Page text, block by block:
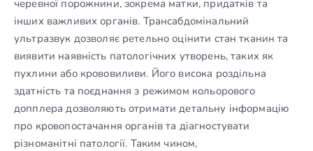
черевної порожнини, зокрема матки, придатків та
інших важливих органів. Трансабдомінальний
ультразвук дозволяє ретельно оцінити стан тканин та
виявити наявність патологічних утворень, таких як
пухлини або крововиливи. Його висока роздільна
здатність та поєднання з режимом кольорового
допплера дозволяють отримати детальну інформацію
про кровопостачання органів та діагностувати
різноманітні патології. Таким чином,